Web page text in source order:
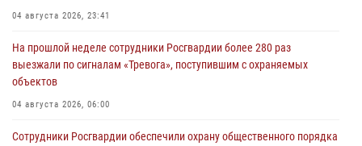
04 августа 2026, 23:41
На прошлой неделе сотрудники Росгвардии более 280 раз
выезжали по сигналам «Тревога», поступившим с охраняемых
объектов
04 августа 2026, 06:00
Сотрудники Росгвардии обеспечили охрану общественного порядка